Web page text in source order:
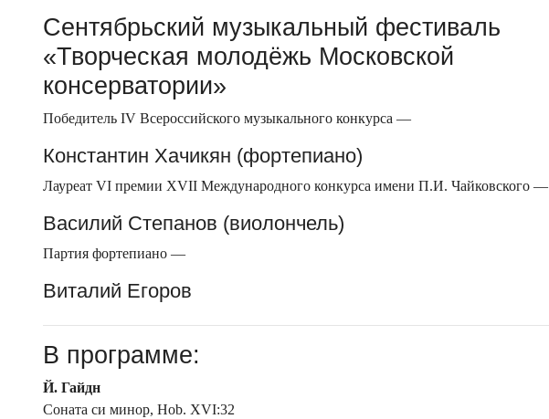
Сентябрьский музыкальный фестиваль
«Творческая молодёжь Московской
консерватории»
Победитель IV Всероссийского музыкального конкурса —
Константин Хачикян (фортепиано)
Лауреат VI премии XVII Международного конкурса имени П.И. Чайковского —
Василий Степанов (виолончель)
Партия фортепиано —
Виталий Егоров
В программе:
Й. Гайдн
Соната си минор, Hob. XVI:32